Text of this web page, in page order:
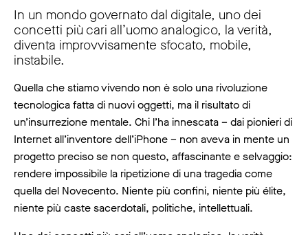
In un mondo governato dal digitale, uno dei
concetti più cari all’uomo analogico, la verità,
diventa improvvisamente sfocato, mobile,
instabile.
Quella che stiamo vivendo non è solo una rivoluzione
tecnologica fatta di nuovi oggetti, ma il risultato di
un’insurrezione mentale. Chi l’ha innescata – dai pionieri di
Internet all’inventore dell’iPhone – non aveva in mente un
progetto preciso se non questo, affascinante e selvaggio:
rendere impossibile la ripetizione di una tragedia come
quella del Novecento. Niente più confini, niente più élite,
niente più caste sacerdotali, politiche, intellettuali.